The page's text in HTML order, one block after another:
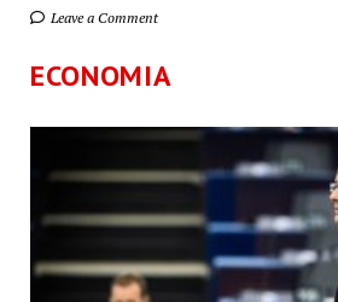
Leave a Comment
ECONOMIA